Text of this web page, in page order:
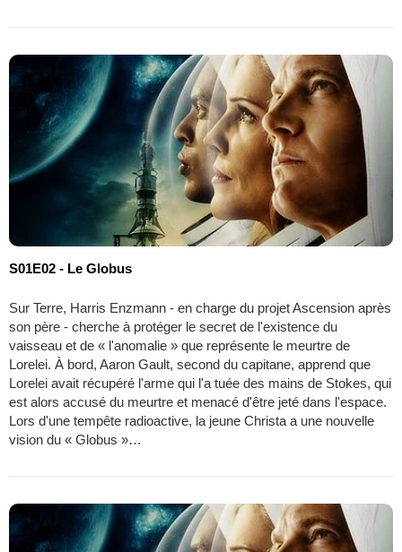
S01E02 - Le Globus
Sur Terre, Harris Enzmann - en charge du projet Ascension après
son père - cherche à protéger le secret de l'existence du
vaisseau et de « l'anomalie » que représente le meurtre de
Lorelei. À bord, Aaron Gault, second du capitane, apprend que
Lorelei avait récupéré l'arme qui l'a tuée des mains de Stokes, qui
est alors accusé du meurtre et menacé d'être jeté dans l'espace.
Lors d'une tempête radioactive, la jeune Christa a une nouvelle
vision du « Globus »…